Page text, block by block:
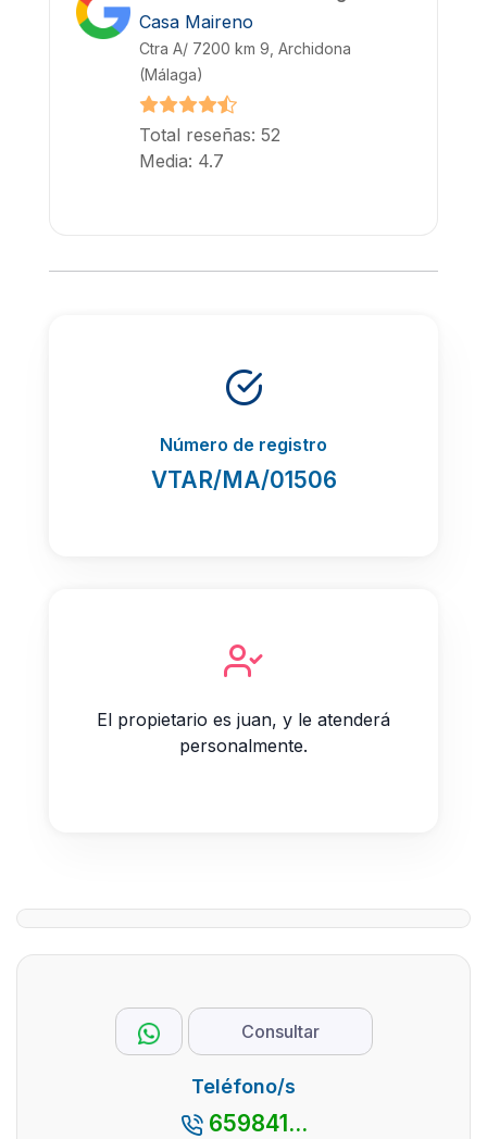
Casa Maireno
Ctra A/ 7200 km 9, Archidona
(Málaga)
Total reseñas: 52
Media: 4.7
Número de registro
VTAR/MA/01506
El propietario es juan, y le atenderá
personalmente.
Consultar
Teléfono/s
659841...